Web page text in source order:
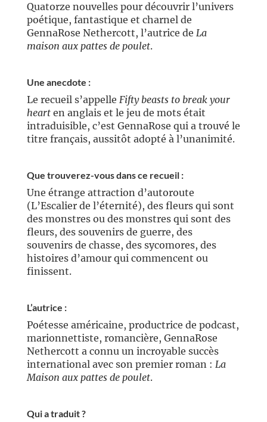
Quatorze nouvelles pour découvrir l’univers
poétique, fantastique et charnel de
GennaRose Nethercott, l’autrice de La
maison aux pattes de poulet.
Une anecdote :
Le recueil s’appelle Fifty beasts to break your
hearten anglais et le jeu de mots était
intraduisible, c’est GennaRose qui a trouvé le
titre français, aussitôt adopté à l’unanimité.
Que trouverez-vous dans ce recueil :
Une étrange attraction d’autoroute
(L’Escalier de l’éternité), des fleurs qui sont
des monstres ou des monstres qui sont des
fleurs, des souvenirs de guerre, des
souvenirs de chasse, des sycomores, des
histoires d’amour qui commencent ou
finissent.
L’autrice :
Poétesse américaine, productrice de podcast,
marionnettiste, romancière, GennaRose
Nethercott a connu un incroyable succès
international avec son premier roman : La
Maison aux pattes de poulet.
Qui a traduit ?